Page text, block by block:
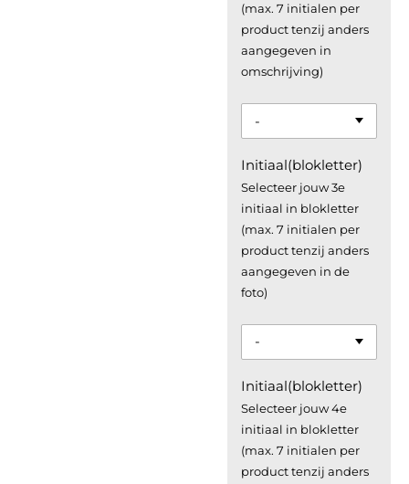
(max. 7 initialen per
product tenzij anders
aangegeven in
omschrijving)
Initiaal(blokletter)
Selecteer jouw 3e
initiaal in blokletter
(max. 7 initialen per
product tenzij anders
aangegeven in de
foto)
Initiaal(blokletter)
Selecteer jouw 4e
initiaal in blokletter
(max. 7 initialen per
product tenzij anders